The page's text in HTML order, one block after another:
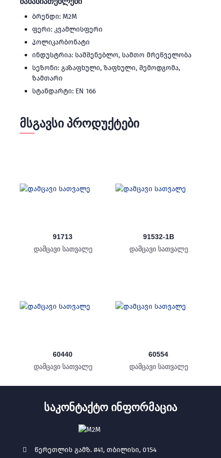
ბრენდი: M2M
ფერი: კვამლისფერი
პოლიკარბონატი
ინდუსტრია: სამშენებლო, სამთო მრეწველობა
სეზონი: გაზაფხული, ზაფხული, შემოდგომა,
ზამთარი
სტანდარტი: EN 166
ᲛᲡᲒᲐᲕᲡᲘ ᲞᲠᲝᲓᲣᲥᲢᲔᲑᲘ
91713
დამცავი სათვალე
91532-1B
დამცავი სათვალე
60440
დამცავი სათვალე
60554
დამცავი სათვალე
ᲡᲐᲙᲝᲜᲢᲐᲥᲢᲝ ᲘᲜᲤᲝᲠᲛᲐᲪᲘᲐ
წერეთლის გამზ. #41, თბილისი, 0154